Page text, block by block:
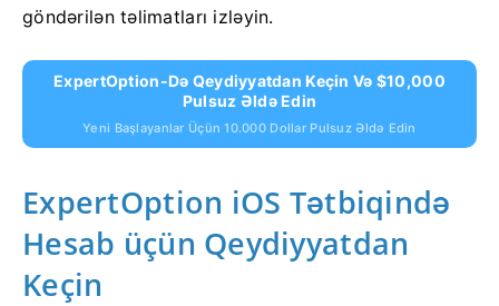
göndərilən təlimatları izləyin.
ExpertOption-Də Qeydiyyatdan Keçin Və $10,000
Pulsuz Əldə Edin
Yeni Başlayanlar Üçün 10.000 Dollar Pulsuz Əldə Edin
ExpertOption iOS Tətbiqində
Hesab üçün Qeydiyyatdan
Keçin